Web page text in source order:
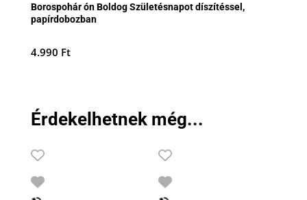
Borospohár ón Boldog Születésnapot díszítéssel,
papírdobozban
4.990 Ft
Érdekelhetnek még...